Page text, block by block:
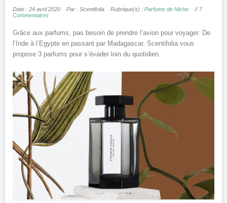
Date : 24 avril 2020 Par : Scentifolia Rubrique(s) : Parfums de Niche // 7
Commentaires
Grâce aux parfums, pas besoin de prendre l’avion pour voyager. De
l’Inde à l’Egypte en passant par Madagascar, Scentifolia vous
propose 3 parfums pour s’évader loin du quotidien.